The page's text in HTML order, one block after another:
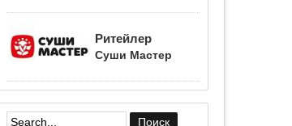
Ритейлер
Суши Мастер